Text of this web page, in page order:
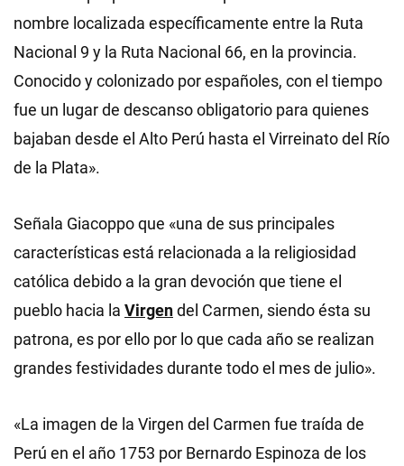
nombre localizada específicamente entre la Ruta
Nacional 9 y la Ruta Nacional 66, en la provincia.
Conocido y colonizado por españoles, con el tiempo
fue un lugar de descanso obligatorio para quienes
bajaban desde el Alto Perú hasta el Virreinato del Río
de la Plata».
Señala Giacoppo que «una de sus principales
características está relacionada a la religiosidad
católica debido a la gran devoción que tiene el
pueblo hacia la Virgendel Carmen, siendo ésta su
patrona, es por ello por lo que cada año se realizan
grandes festividades durante todo el mes de julio».
«La imagen de la Virgen del Carmen fue traída de
Perú en el año 1753 por Bernardo Espinoza de los